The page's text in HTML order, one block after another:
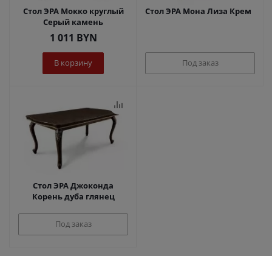
Стол ЭРА Мокко круглый
Серый камень
1 011 BYN
В корзину
Стол ЭРА Мона Лиза Крем
Под заказ
Стол ЭРА Джоконда
Корень дуба глянец
Под заказ